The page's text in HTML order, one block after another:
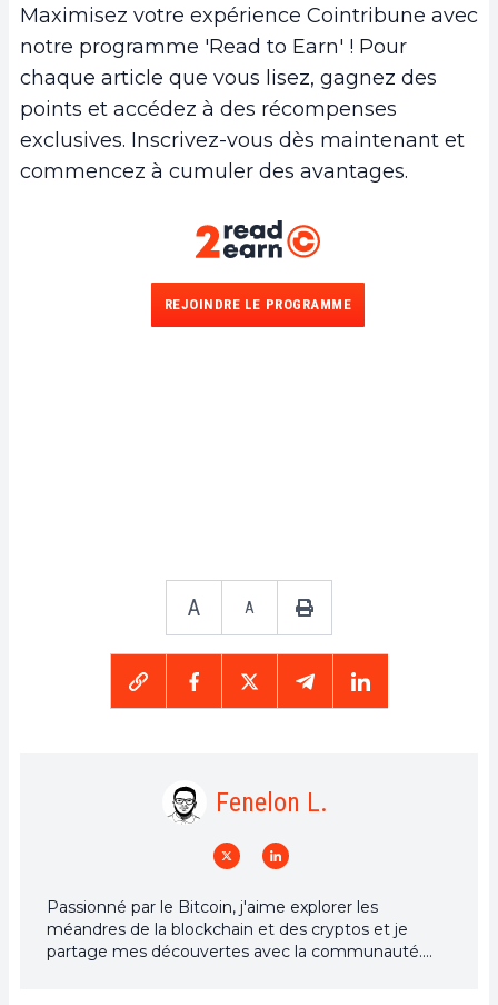
Maximisez votre expérience Cointribune avec
notre programme 'Read to Earn' ! Pour
chaque article que vous lisez, gagnez des
points et accédez à des récompenses
exclusives. Inscrivez-vous dès maintenant et
commencez à cumuler des avantages.
REJOINDRE LE PROGRAMME
A A
Fenelon L.
Passionné par le Bitcoin, j'aime explorer les
méandres de la blockchain et des cryptos et je
partage mes découvertes avec la communauté.